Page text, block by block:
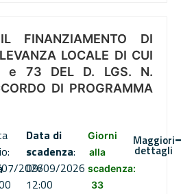
FINANZIAMENTO DI
LOCALE DI CUI
e 73 DEL D. LGS. N.
DI PROGRAMMA
2026
Data di
scadenza:
09/09/2026
12:00
Giorni
alla
scadenza:
33
Maggiori
dettagli